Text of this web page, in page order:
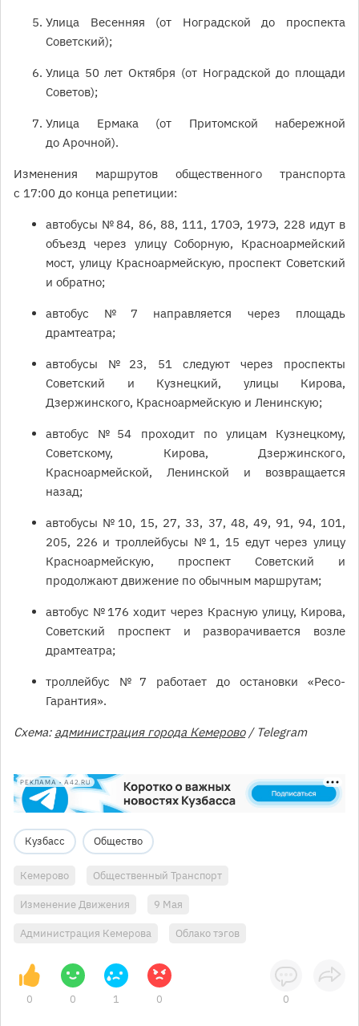
Улица Весенняя (от Ноградской до проспекта
Советский);
Улица 50 лет Октября (от Ноградской до площади
Советов);
Улица Ермака (от Притомской набережной
до Арочной).
Изменения маршрутов общественного транспорта
с 17:00 до конца репетиции:
автобусы № 84, 86, 88, 111, 170Э, 197Э, 228 идут в
объезд через улицу Соборную, Красноармейский
мост, улицу Красноармейскую, проспект Советский
и обратно;
автобус № 7 направляется через площадь
драмтеатра;
автобусы № 23, 51 следуют через проспекты
Советский и Кузнецкий, улицы Кирова,
Дзержинского, Красноармейскую и Ленинскую;
автобус № 54 проходит по улицам Кузнецкому,
Советскому, Кирова, Дзержинского,
Красноармейской, Ленинской и возвращается
назад;
автобусы № 10, 15, 27, 33, 37, 48, 49, 91, 94, 101,
205, 226 и троллейбусы № 1, 15 едут через улицу
Красноармейскую, проспект Советский и
продолжают движение по обычным маршрутам;
автобус № 176 ходит через Красную улицу, Кирова,
Советский проспект и разворачивается возле
драмтеатра;
троллейбус № 7 работает до остановки «Ресо-
Гарантия».
Схема: администрация города Кемерово/ Telegram
РЕКЛАМА • A42.RU
Кузбасс Общество
Кемерово Общественный Транспорт
Изменение Движения 9 Мая
Администрация Кемерова Облако тэгов
0 0 1 0 0